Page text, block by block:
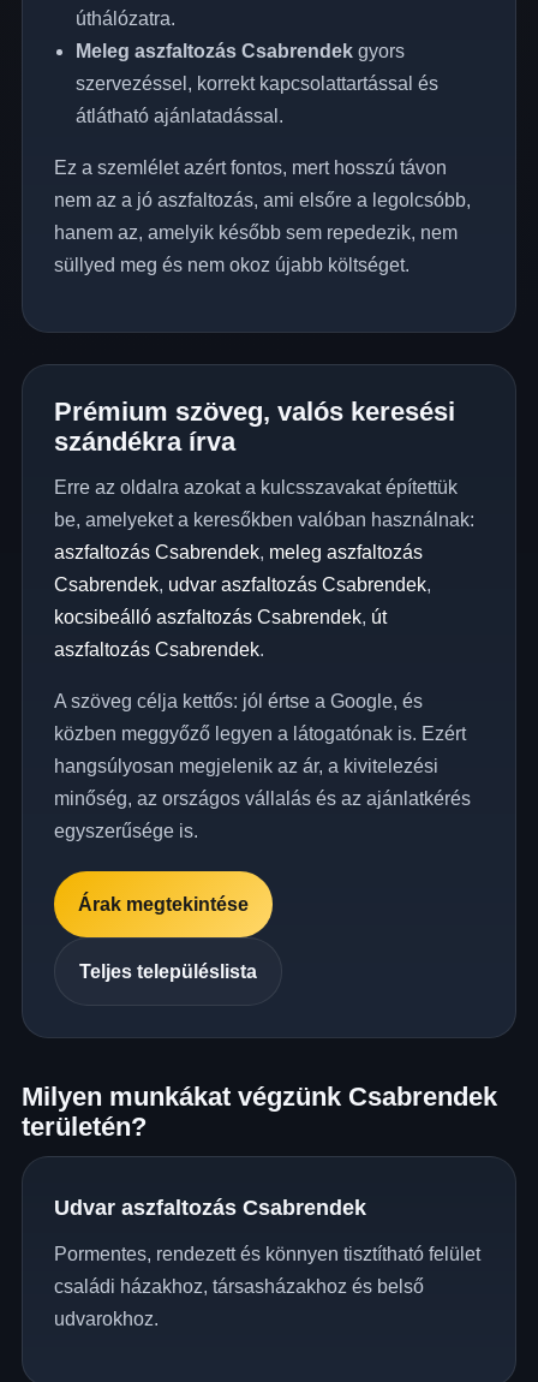
úthálózatra.
Meleg aszfaltozás Csabrendekgyors
szervezéssel, korrekt kapcsolattartással és
átlátható ajánlatadással.
Ez a szemlélet azért fontos, mert hosszú távon
nem az a jó aszfaltozás, ami elsőre a legolcsóbb,
hanem az, amelyik később sem repedezik, nem
süllyed meg és nem okoz újabb költséget.
Prémium szöveg, valós keresési
szándékra írva
Erre az oldalra azokat a kulcsszavakat építettük
be, amelyeket a keresőkben valóban használnak:
aszfaltozás Csabrendek, meleg aszfaltozás
Csabrendek, udvar aszfaltozás Csabrendek,
kocsibeálló aszfaltozás Csabrendek, út
aszfaltozás Csabrendek.
A szöveg célja kettős: jól értse a Google, és
közben meggyőző legyen a látogatónak is. Ezért
hangsúlyosan megjelenik az ár, a kivitelezési
minőség, az országos vállalás és az ajánlatkérés
egyszerűsége is.
Árak megtekintése
Teljes településlista
Milyen munkákat végzünk Csabrendek
területén?
Udvar aszfaltozás Csabrendek
Pormentes, rendezett és könnyen tisztítható felület
családi házakhoz, társasházakhoz és belső
udvarokhoz.